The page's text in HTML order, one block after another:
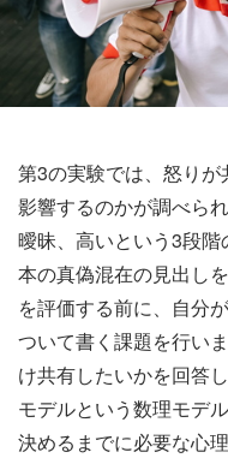
第3の実験では、怒り
影響するのかが調べら
曖昧、高いという3段
本の真偽混在の見出し
を評価する前に、自分
ついて書く課題を行い
け共有したいかを回答
モデルという数理モデ
決めるまでに必要な心